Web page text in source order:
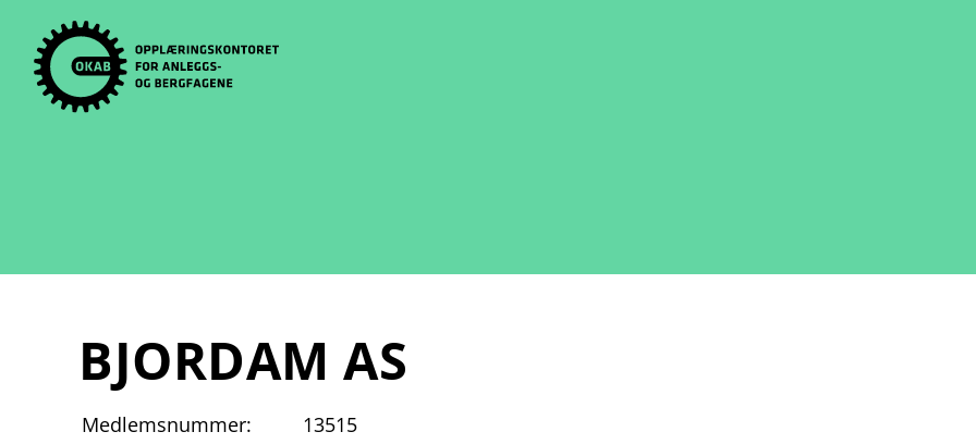
content
BJORDAM AS
Medlemsnummer:
13515